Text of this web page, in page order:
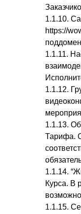
1.1.10.
https://
1.1.11.
1.1.12.
1.1.13.
Тарифа.
1.1.14.
Курса. В
1.1.15.